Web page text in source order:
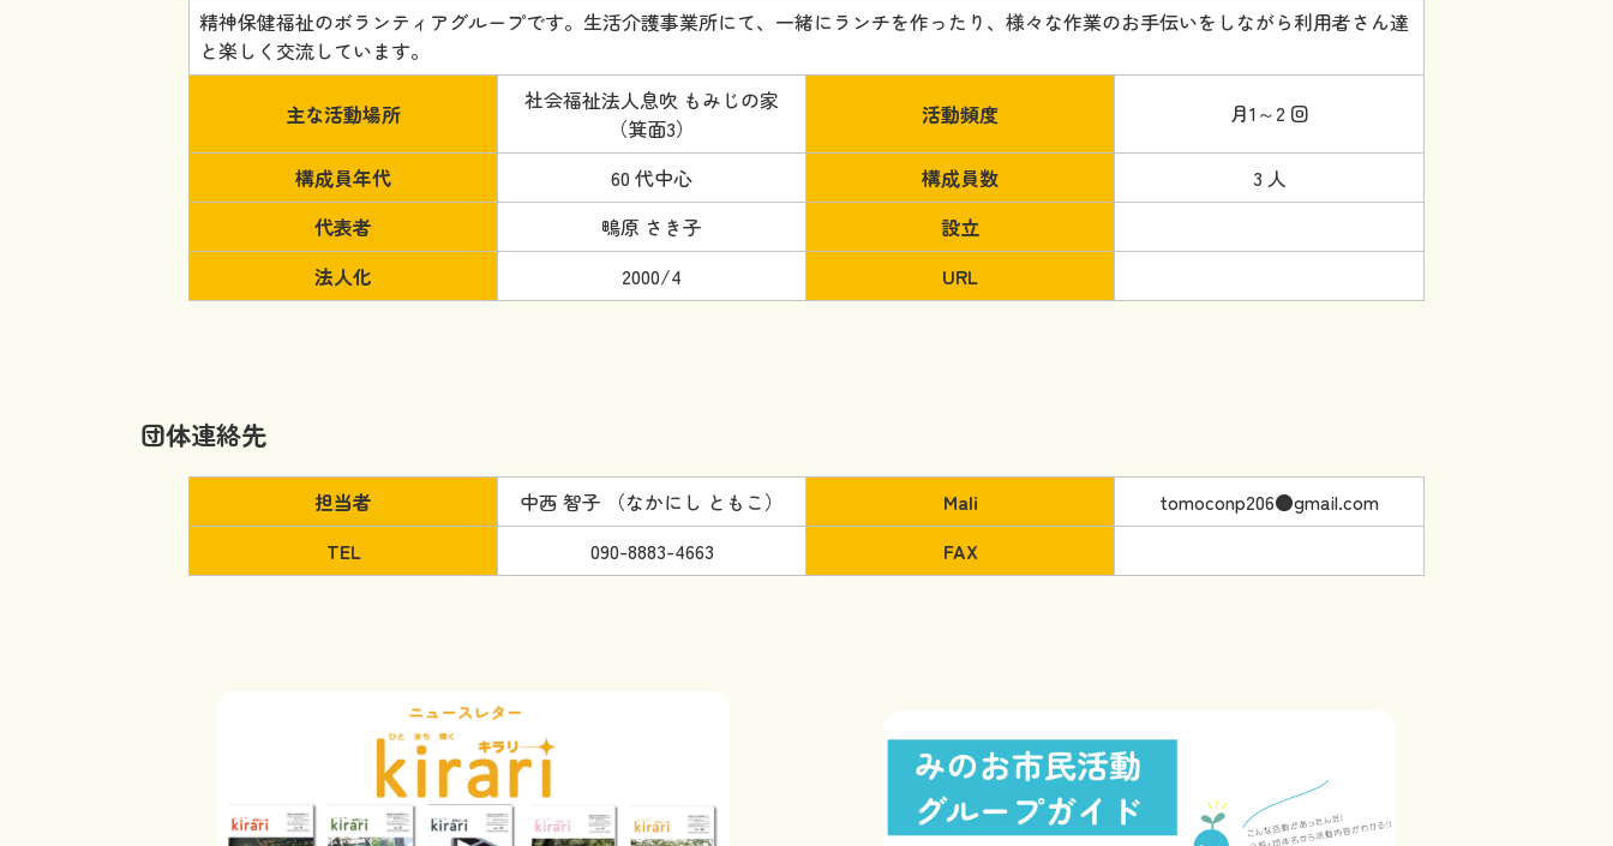
精神保健福祉のボランティアグループです。生活介護事業所にて、一緒にランチを作ったり、様々な作業のお手伝いをしながら利用者さん達
と楽しく交流しています。
主な活動場所
社会福祉法人息吹 もみじの家
（箕面3）
活動頻度 月1～2 回
構成員年代 60 代中心 構成員数
3 人
代表者
鴫原 さき子
設立
法人化
2000/4 URL
団体連絡先
担当者 中西 智子 （なかにし ともこ） Mali
tomoconp206●gmail.com
TEL
090-8883-4663 FAX